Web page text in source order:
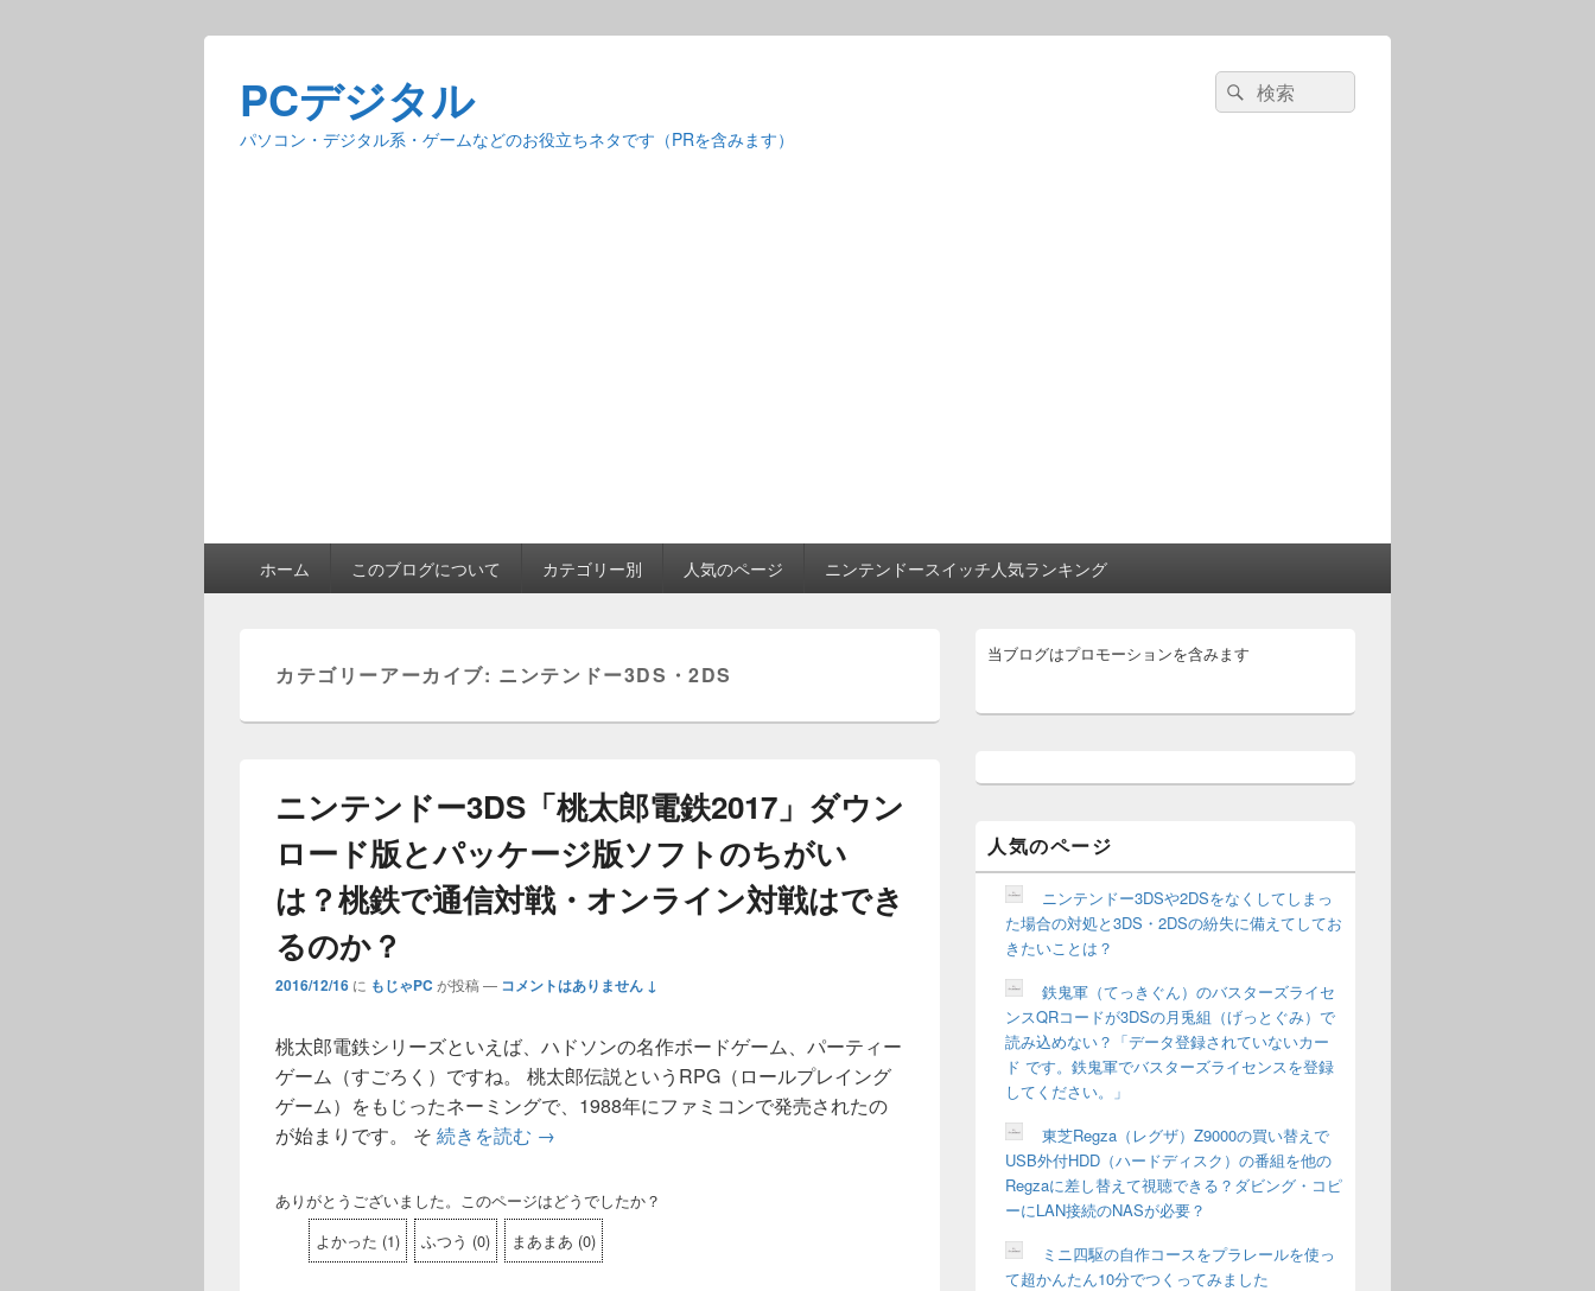
PCデジタル
パソコン・デジタル系・ゲームなどのお役立ちネタです（PRを含みます）
検
索:
検
索
ホーム このブログについて カテゴリー別 人気のページ ニンテンドースイッチ人気ランキング
カテゴリーアーカイブ: ニンテンドー3DS・2DS
ニンテンドー3DS「桃太郎電鉄2017」ダウン
ロード版とパッケージ版ソフトのちがい
は？桃鉄で通信対戦・オンライン対戦はでき
るのか？
2016/12/16 に もじゃPC が投稿 — コメントはありません ↓
桃太郎電鉄シリーズといえば、ハドソンの名作ボードゲーム、パーティー
ゲーム（すごろく）ですね。 桃太郎伝説というRPG（ロールプレイング
ゲーム）をもじったネーミングで、1988年にファミコンで発売されたの
が始まりです。 そ 続きを読む ニンテンドー3DS「桃太郎電鉄2017」ダウンロード版とパッケージ版ソフトのちがいは？桃鉄で通信対戦・オンライン対戦
→
ありがとうございました。このページはどうでしたか？
よかった (1) ふつう (0) まあまあ (0)
イ
ー
ジ
ェ
当ブログはプロモーションを含みます
人気のページ
ニンテンドー3DSや2DSをなくしてしまっ
た場合の対処と3DS・2DSの紛失に備えてしてお
きたいことは？
鉄鬼軍（てっきぐん）のバスターズライセ
ンスQRコードが3DSの月兎組（げっとぐみ）で
読み込めない？「データ登録されていないカー
ド です。鉄鬼軍でバスターズライセンスを登録
してください。」
東芝Regza（レグザ）Z9000の買い替えで
USB外付HDD（ハードディスク）の番組を他の
Regzaに差し替えて視聴できる？ダビング・コピ
ーにLAN接続のNASが必要？
ミニ四駆の自作コースをプラレールを使っ
て超かんたん10分でつくってみました